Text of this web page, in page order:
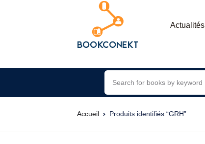
Actualités
Accueil Produits identifiés “GRH”